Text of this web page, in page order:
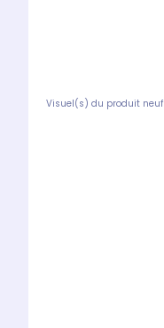
Visuel(s) du produit neuf